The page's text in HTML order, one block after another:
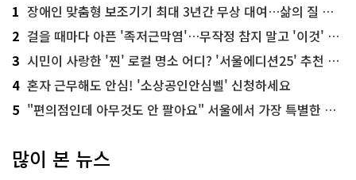
1 장애인 맞춤형 보조기기 최대 3년간 무상 대여…삶의 질 높인다
2 걸을 때마다 아픈 '족저근막염'…무작정 참지 말고 '이것' 해보세요!
3 시민이 사랑한 '찐' 로컬 명소 어디? '서울에디션25' 추천 코스
4 혼자 근무해도 안심! '소상공인안심벨' 신청하세요
5 "편의점인데 아무것도 안 팔아요" 서울에서 가장 특별한 편의점의 정체
많이 본 뉴스